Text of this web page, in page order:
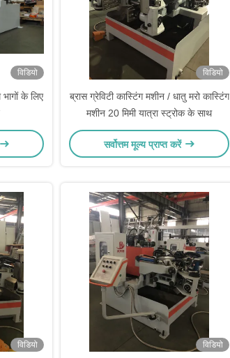
विडियो
के लिए
विडियो
ब्रास ग्रेविटी कास्टिंग मशीन / धातु मरो कास्टिंग
मशीन 20 मिमी यात्रा स्ट्रोक के साथ
सर्वोत्तम मूल्य प्राप्त करें
विडियो विडियो